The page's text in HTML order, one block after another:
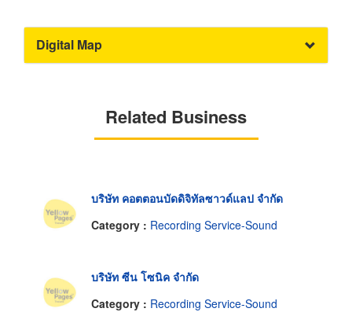
Digital Map
Related Business
บริษัท คอตตอนบัดดิจิทัลซาวด์แลป จำกัด
Category : Recording Service-Sound
บริษัท ซีน โซนิค จำกัด
Category : Recording Service-Sound